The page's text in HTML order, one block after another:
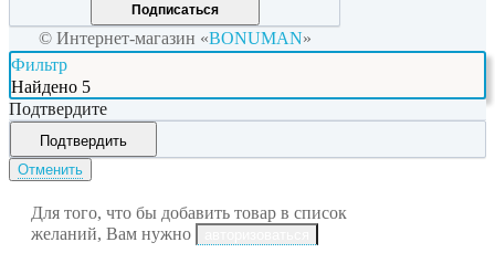
Подписаться
© Интернет-магазин «BONUMAN»
Фильтр
Найдено 5
Подтвердите
Подтвердить
Отменить
Для того, что бы добавить товар в список
желаний, Вам нужно